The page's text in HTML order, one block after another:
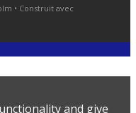
• Construit avec
and give